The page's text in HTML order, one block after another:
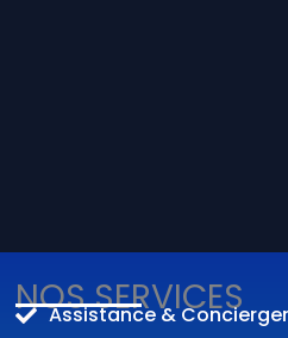
NOS SERVICES
Assistance &